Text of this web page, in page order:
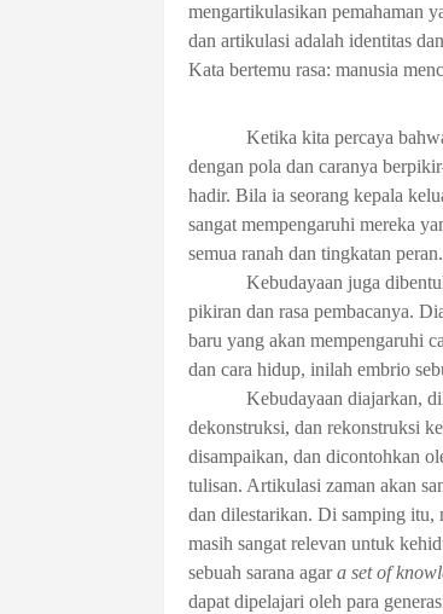
mengartikulasikan pemahaman
dan artikulasi adalah identitas
Kata bertemu rasa: manusia
Ketika kita percaya
dengan pola dan caranya
hadir. Bila ia seorang kepala
sangat mempengaruhi mereka
semua ranah dan tingkatan peran.
Kebudayaan juga
pikiran dan rasa pembacanya.
baru yang akan mempengaruhi
dan cara hidup, inilah embrio
Kebudayaan diajarkan,
dekonstruksi, dan rekonstruksi
disampaikan, dan dicontohkan
tulisan. Artikulasi zaman akan
dan dilestarikan. Di samping itu,
masih sangat relevan untuk
sebuah sarana agara set of
dapat dipelajari oleh para